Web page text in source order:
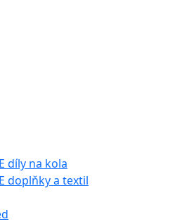
díly na kola
doplňky a textil